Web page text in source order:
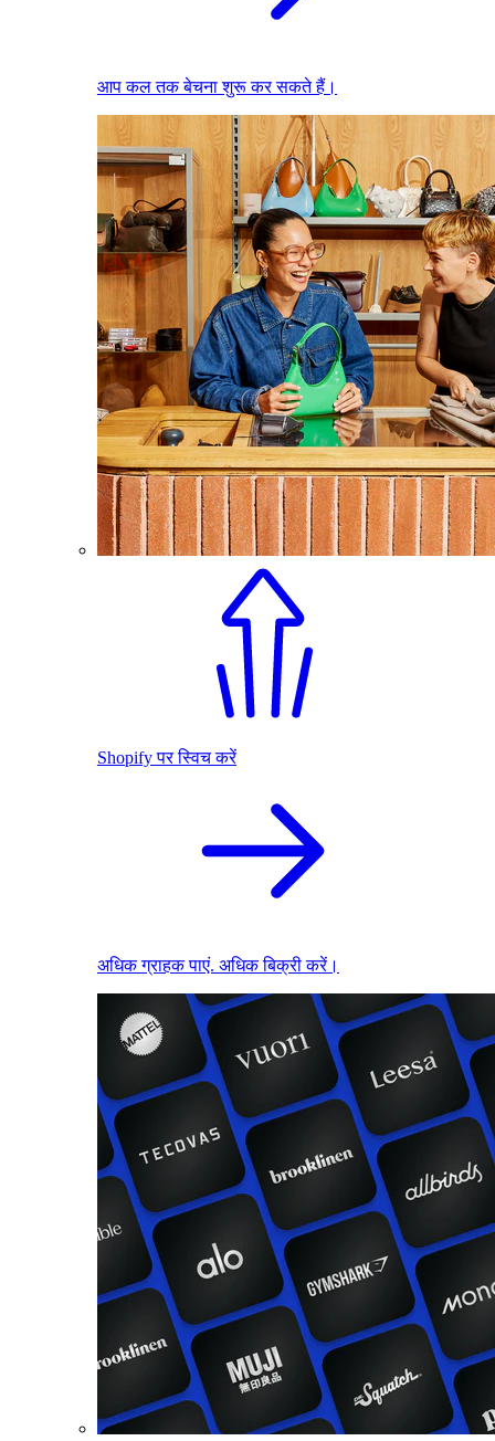
आप कल तक बेचना शुरू कर सकते हैं।
Shopify पर स्विच करें
अधिक ग्राहक पाएं. अधिक बिक्री करें।